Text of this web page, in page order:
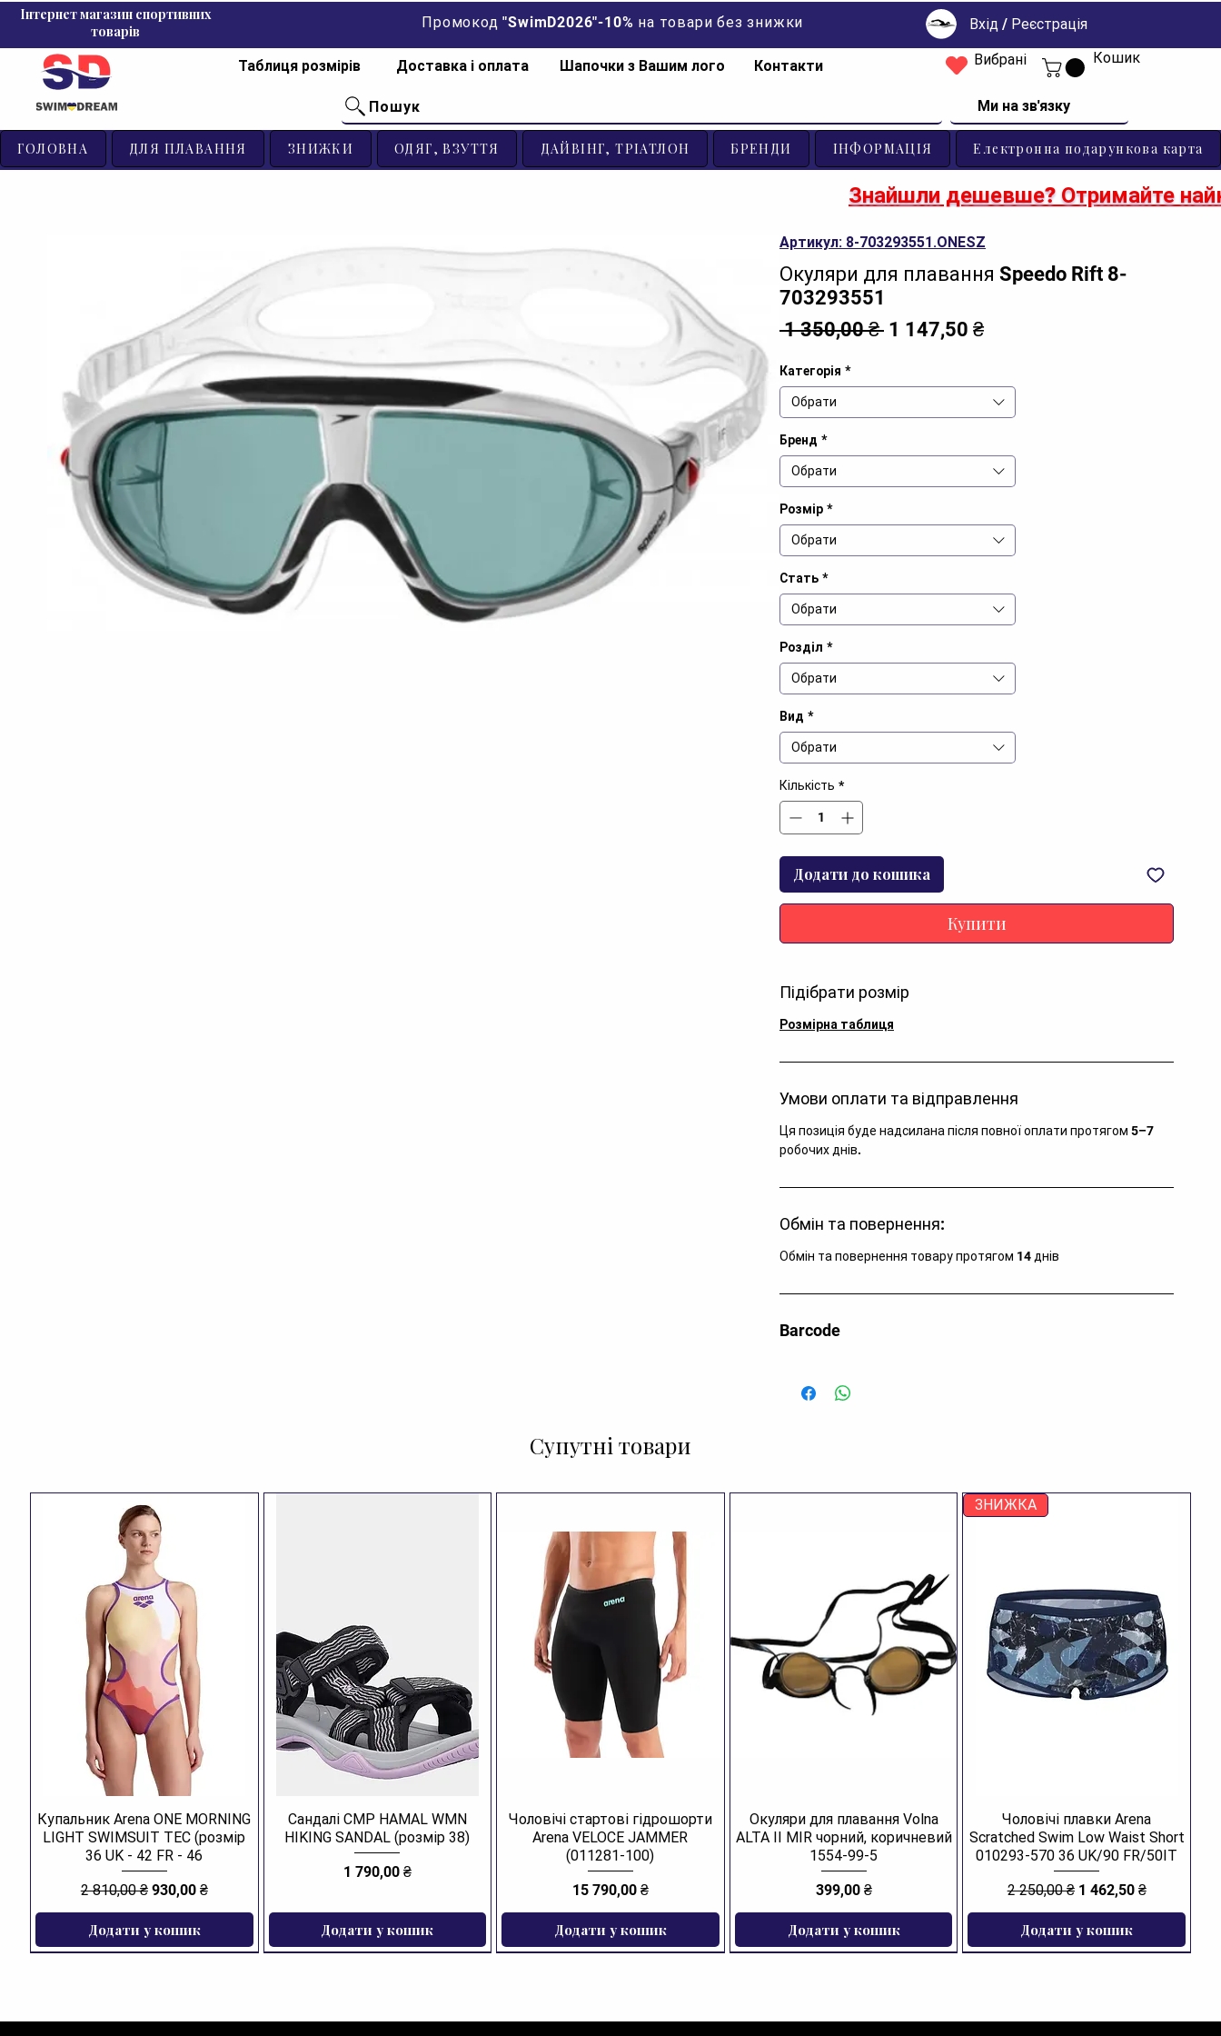
Інтернет магазин спортивних
товарів
Промокод "SwimD2026"-10% на товари без знижки Вхід / Реєстрація
Таблиця розмірів Доставка і оплата Шапочки з Вашим лого Контакти Вибрані Кошик
Пошук Ми на зв'язку
ГОЛОВНА ДЛЯ ПЛАВАННЯ ЗНИЖКИ ОДЯГ, ВЗУТТЯ ДАЙВІНГ, ТРІАТЛОН БРЕНДИ ІНФОРМАЦІЯ Електронна подарункова карта
Артикул: 8-703293551.ONESZ
Окуляри для плавання Speedo Rift 8-
703293551
1 350,00 ₴ Звичайна
1 147,50 ₴За
Категорія *
Обрати
Бренд *
Обрати
Розмір *
Обрати
Стать *
Обрати
Розділ *
Обрати
Вид *
Обрати
Кількість *
Додати до кошика
Купити
Підібрати розмір
Розмірна таблиця
Умови оплати та відправлення
Ця позиція буде надсилана після повної оплати протягом 5–7
робочих днів.
Обмін та повернення:
Обмін та повернення товару протягом 14 днів
Barcode
Знайшли дешевше? Отримайте
Супутні товари
Купальник Arena ONE MORNING
LIGHT SWIMSUIT TEC (розмір
36 UK - 42 FR - 46
Звичайна ціна
2 810,00 ₴ За розпродажем
930,00 ₴
Додати у кошик
Сандалі CMP HAMAL WMN
HIKING SANDAL (розмір 38)
Ціна
1 790,00 ₴
Додати у кошик
Чоловічі стартові гідрошорти
Arena VELOCE JAMMER
(011281-100)
Ціна
15 790,00 ₴
Додати у кошик
Окуляри для плавання Volna
ALTA II MIR чорний, коричневий
1554-99-5
Ціна
399,00 ₴
Додати у кошик
ЗНИЖКА
Чоловічі плавки Arena
Scratched Swim Low Waist Short
010293-570 36 UK/90 FR/50IT
Звичайна ціна
2 250,00 ₴ За розпродажем
1 462,50 ₴
Додати у кошик